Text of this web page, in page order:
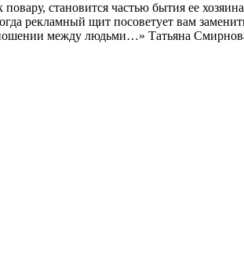
становится частью бытия ее
рекламный щит посоветует вам
между людьми…» Татьяна